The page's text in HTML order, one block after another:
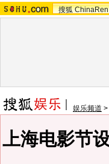
搜狐 ChinaRen
娱乐频道 >
上海电影节